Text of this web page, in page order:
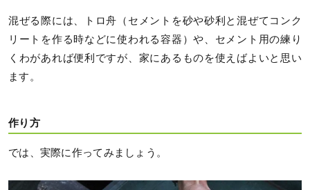
混ぜる際には、トロ舟（セメントを砂や砂利と混ぜてコンク
リートを作る時などに使われる容器）や、セメント用の練り
くわがあれば便利ですが、家にあるものを使えばよいと思い
ます。
作り方
では、実際に作ってみましょう。